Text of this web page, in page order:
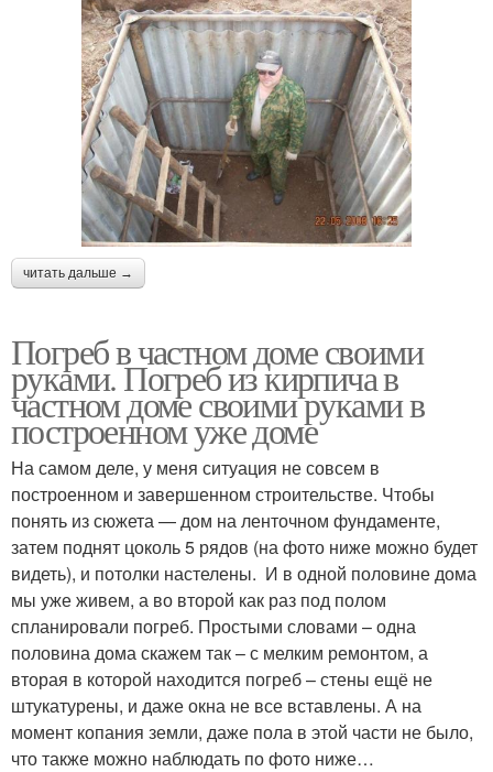
читать дальше →
Погреб в частном доме своими
руками. Погреб из кирпича в
частном доме своими руками в
построенном уже доме
На самом деле, у меня ситуация не совсем в
построенном и завершенном строительстве. Чтобы
понять из сюжета — дом на ленточном фундаменте,
затем поднят цоколь 5 рядов (на фото ниже можно будет
видеть), и потолки настелены. И в одной половине дома
мы уже живем, а во второй как раз под полом
спланировали погреб. Простыми словами – одна
половина дома скажем так – с мелким ремонтом, а
вторая в которой находится погреб – стены ещё не
штукатурены, и даже окна не все вставлены. А на
момент копания земли, даже пола в этой части не было,
что также можно наблюдать по фото ниже…